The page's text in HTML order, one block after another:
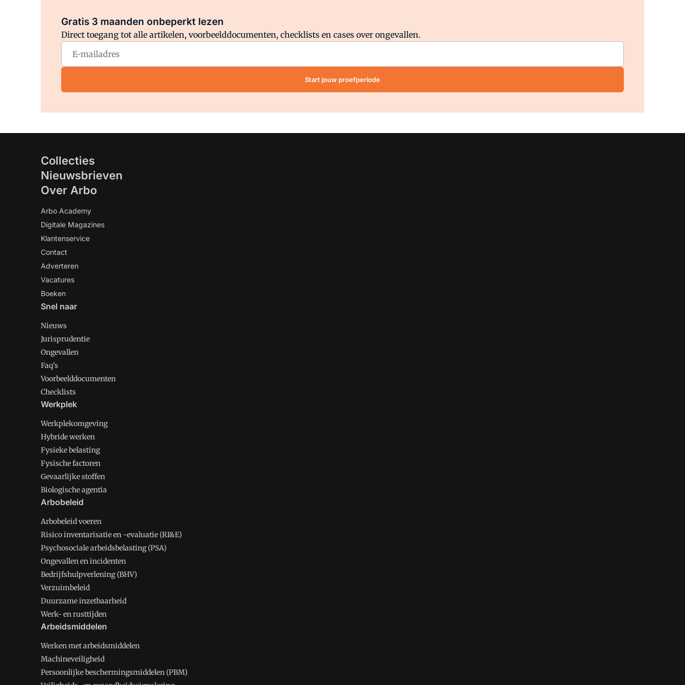
Gratis 3 maanden onbeperkt lezen
Direct toegang tot alle artikelen, voorbeelddocumenten, checklists en cases over ongevallen.
Start jouw proefperiode
Collecties
Nieuwsbrieven
Over Arbo
Arbo Academy
Digitale Magazines
Klantenservice
Contact
Adverteren
Vacatures
Boeken
Snel naar
Nieuws
Jurisprudentie
Ongevallen
Faq's
Voorbeelddocumenten
Checklists
Werkplek
Werkplekomgeving
Hybride werken
Fysieke belasting
Fysische factoren
Gevaarlijke stoffen
Biologische agentia
Arbobeleid
Arbobeleid voeren
Risico inventarisatie en -evaluatie (RI&E)
Psychosociale arbeidsbelasting (PSA)
Ongevallen en incidenten
Bedrijfshulpverlening (BHV)
Verzuimbeleid
Duurzame inzetbaarheid
Werk- en rusttijden
Arbeidsmiddelen
Werken met arbeidsmiddelen
Machineveiligheid
Persoonlijke beschermingsmiddelen (PBM)